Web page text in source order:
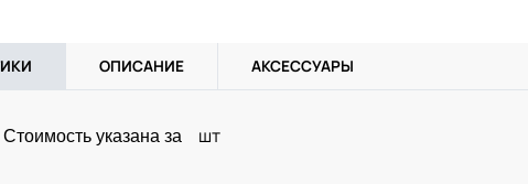
ОПИСАНИЕ АКСЕССУАРЫ
Стоимость указана за шт